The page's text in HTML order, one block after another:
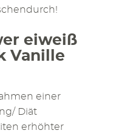
eiweiß
Vanille
einer
Diät
erhöhter